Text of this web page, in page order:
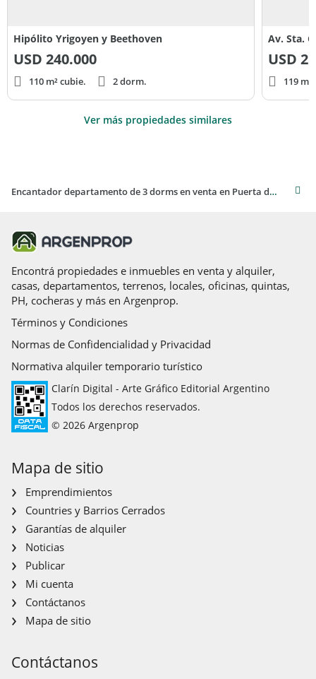
Hipólito Yrigoyen y Beethoven
USD 240.000
110 m² cubie. 2 dorm.
Av. Sta.
USD
119
Ver más propiedades similares
Encantador departamento de 3 dorms en venta en Puerta de Alcalá, Posadas
Encontrá propiedades e inmuebles en venta y alquiler,
casas, departamentos, terrenos, locales, oficinas, quintas,
PH, cocheras y más en Argenprop.
Términos y Condiciones
Normas de Confidencialidad y Privacidad
Normativa alquiler temporario turístico
Clarín Digital - Arte Gráfico Editorial Argentino
Todos los derechos reservados.
© 2026 Argenprop
Mapa de sitio
Emprendimientos
Countries y Barrios Cerrados
Garantías de alquiler
Noticias
Publicar
Mi cuenta
Contáctanos
Mapa de sitio
Contáctanos